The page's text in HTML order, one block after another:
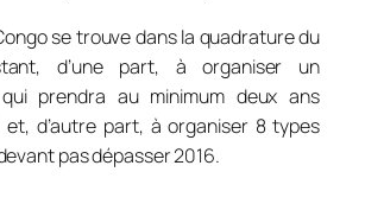
se trouve dans la quadrature du
d’une part, à organiser un
prendra au minimum deux ans
et, d’autre part, à organiser 8 types
pas dépasser 2016.